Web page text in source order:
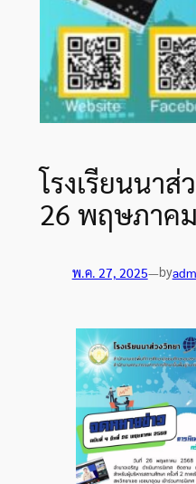
โรงเรียนนา
26 พฤษภาค
พ.ค. 27, 2025—by